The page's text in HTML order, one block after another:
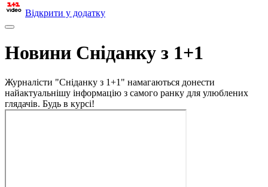
Відкрити у додатку
Новини Сніданку з 1+1
Журналісти "Сніданку з 1+1" намагаються донести
найактуальнішу інформацію з самого ранку для улюблених
глядачів. Будь в курсі!